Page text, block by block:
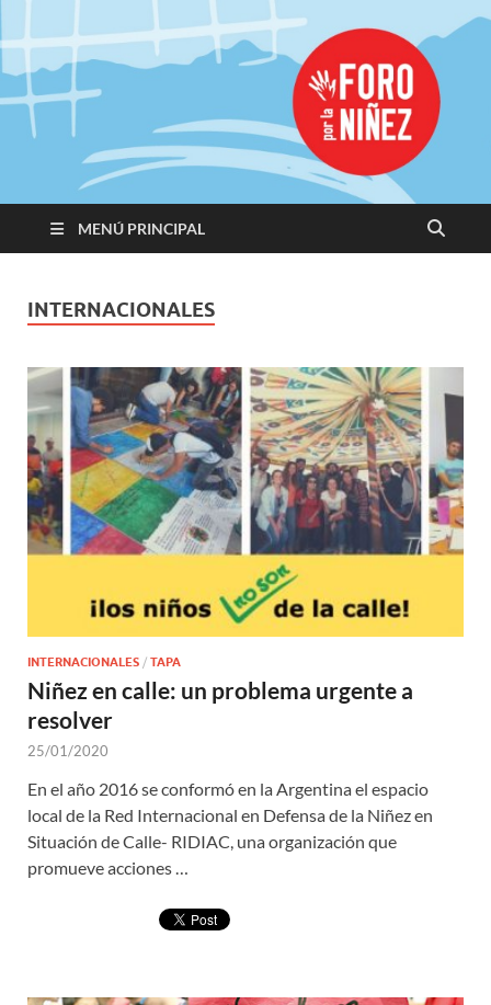
Promoviendo
Derechos,
Construimos
Igualdad
MENÚ PRINCIPAL
INTERNACIONALES
INTERNACIONALES / TAPA
Niñez en calle: un problema urgente a
resolver
25/01/2020
En el año 2016 se conformó en la Argentina el espacio
local de la Red Internacional en Defensa de la Niñez en
Situación de Calle- RIDIAC, una organización que
promueve acciones …